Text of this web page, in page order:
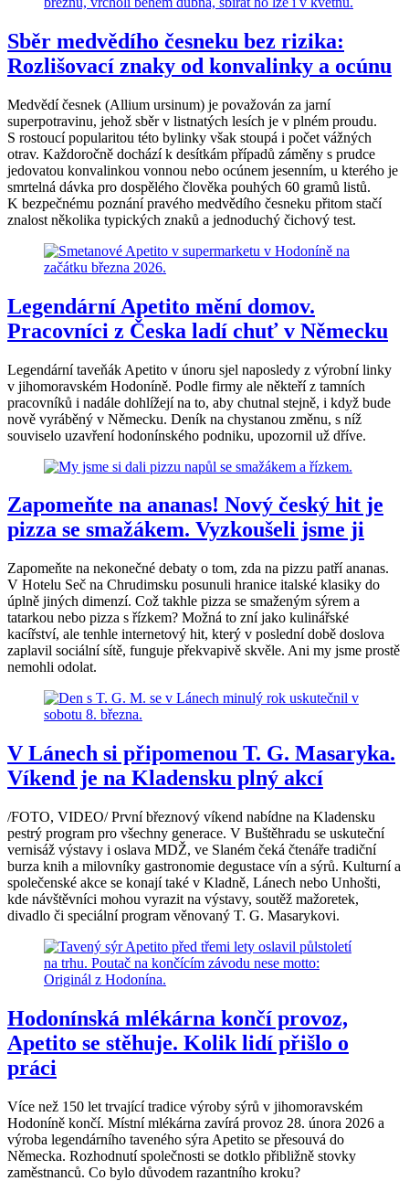
Sběr medvědího česneku bez rizika:
Rozlišovací znaky od konvalinky a ocúnu
Medvědí česnek (Allium ursinum) je považován za jarní
superpotravinu, jehož sběr v listnatých lesích je v plném proudu.
S rostoucí popularitou této bylinky však stoupá i počet vážných
otrav. Každoročně dochází k desítkám případů záměny s prudce
jedovatou konvalinkou vonnou nebo ocúnem jesenním, u kterého je
smrtelná dávka pro dospělého člověka pouhých 60 gramů listů.
K bezpečnému poznání pravého medvědího česneku přitom stačí
znalost několika typických znaků a jednoduchý čichový test.
Legendární Apetito mění domov.
Pracovníci z Česka ladí chuť v Německu
Legendární taveňák Apetito v únoru sjel naposledy z výrobní linky
v jihomoravském Hodoníně. Podle firmy ale někteří z tamních
pracovníků i nadále dohlížejí na to, aby chutnal stejně, i když bude
nově vyráběný v Německu. Deník na chystanou změnu, s níž
souviselo uzavření hodonínského podniku, upozornil už dříve.
Zapomeňte na ananas! Nový český hit je
pizza se smažákem. Vyzkoušeli jsme ji
Zapomeňte na nekonečné debaty o tom, zda na pizzu patří ananas.
V Hotelu Seč na Chrudimsku posunuli hranice italské klasiky do
úplně jiných dimenzí. Což takhle pizza se smaženým sýrem a
tatarkou nebo pizza s řízkem? Možná to zní jako kulinářské
kacířství, ale tenhle internetový hit, který v poslední době doslova
zaplavil sociální sítě, funguje překvapivě skvěle. Ani my jsme prostě
nemohli odolat.
V Lánech si připomenou T. G. Masaryka.
Víkend je na Kladensku plný akcí
/FOTO, VIDEO/ První březnový víkend nabídne na Kladensku
pestrý program pro všechny generace. V Buštěhradu se uskuteční
vernisáž výstavy i oslava MDŽ, ve Slaném čeká čtenáře tradiční
burza knih a milovníky gastronomie degustace vín a sýrů. Kulturní a
společenské akce se konají také v Kladně, Lánech nebo Unhošti,
kde návštěvníci mohou vyrazit na výstavy, soutěž mažoretek,
divadlo či speciální program věnovaný T. G. Masarykovi.
Hodonínská mlékárna končí provoz,
Apetito se stěhuje. Kolik lidí přišlo o
práci
Více než 150 let trvající tradice výroby sýrů v jihomoravském
Hodoníně končí. Místní mlékárna zavírá provoz 28. února 2026 a
výroba legendárního taveného sýra Apetito se přesouvá do
Německa. Rozhodnutí společnosti se dotklo přibližně stovky
zaměstnanců. Co bylo důvodem razantního kroku?